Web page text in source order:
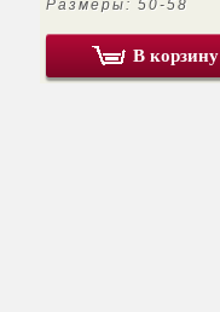
Размеры: 50-58
В корзину